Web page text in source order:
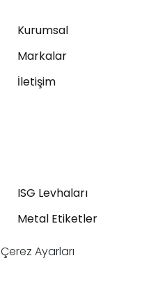
Kurumsal
Markalar
İletişim
ISG Levhaları
Metal Etiketler
Çerez Ayarları